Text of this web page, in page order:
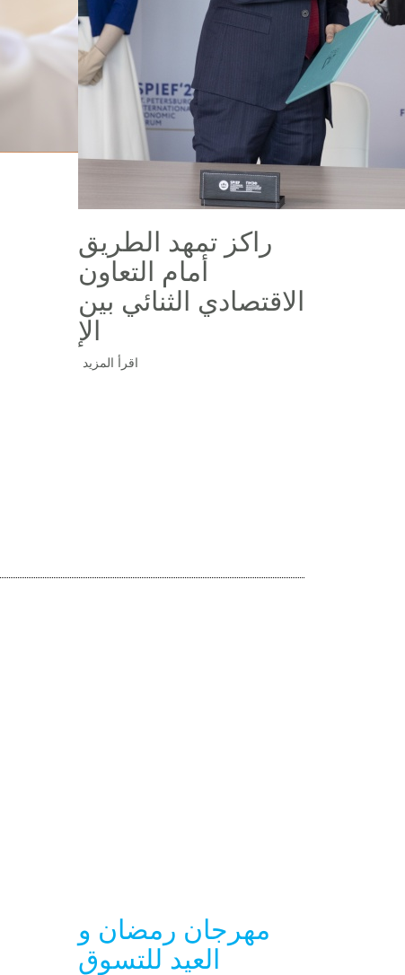
راكز تمهد الطريق
أمام التعاون
الاقتصادي الثنائي بين
الإ
اقرأ المزيد
مهرجان رمضان و
العيد للتسوق